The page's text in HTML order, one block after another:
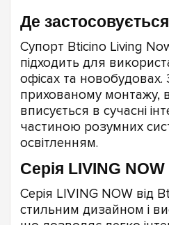
Де
Супорт Bticino Living
підходить для
офісах та новобудовах.
прихованому монтажу,
вписується в сучасні
частиною розумних
освітленням.
Серія LIVING
Серія LIVING NOW від
стильним дизайном і